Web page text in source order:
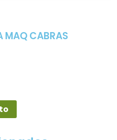
MAQ CABRAS